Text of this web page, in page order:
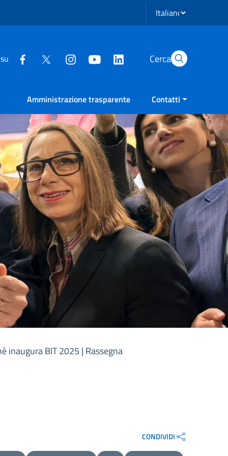
Seleziona lingua
Cerca
Amministrazione trasparente Contatti
inaugura BIT 2025 | Rassegna
CONDIVIDI